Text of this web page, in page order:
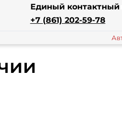
Единый контактный
+7 (861) 202-59-78